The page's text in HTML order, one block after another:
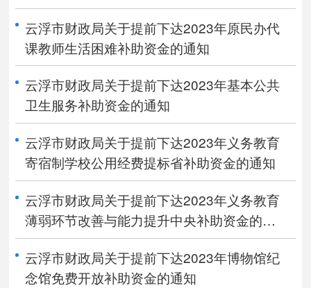
云浮市财政局关于提前下达2023年原民办代
课教师生活困难补助资金的通知
云浮市财政局关于提前下达2023年基本公共
卫生服务补助资金的通知
云浮市财政局关于提前下达2023年义务教育
寄宿制学校公用经费提标省补助资金的通知
云浮市财政局关于提前下达2023年义务教育
薄弱环节改善与能力提升中央补助资金的通
知
云浮市财政局关于提前下达2023年博物馆纪
念馆免费开放补助资金的通知